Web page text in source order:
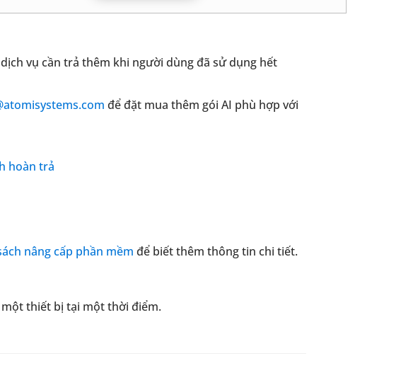
vụ cần trả thêm khi người dùng đã sử dụng hết
để đặt mua thêm gói AI phù hợp với
hoàn trả
nâng cấp phần mềm để biết thêm thông tin chi tiết.
thiết bị tại một thời điểm.